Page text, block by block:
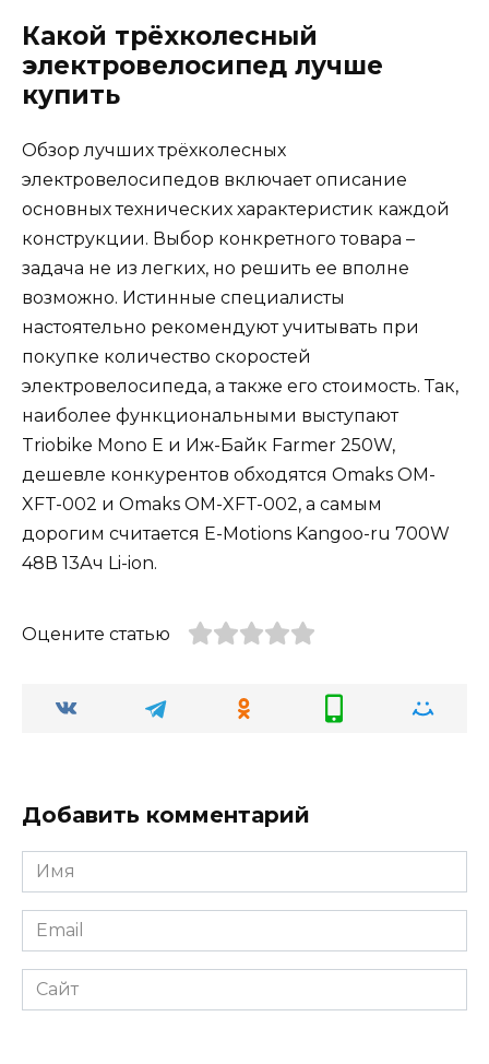
Какой трёхколесный
электровелосипед лучше
купить
Обзор лучших трёхколесных
электровелосипедов включает описание
основных технических характеристик каждой
конструкции. Выбор конкретного товара –
задача не из легких, но решить ее вполне
возможно. Истинные специалисты
настоятельно рекомендуют учитывать при
покупке количество скоростей
электровелосипеда, а также его стоимость. Так,
наиболее функциональными выступают
Triobike Mono E и Иж-Байк Farmer 250W,
дешевле конкурентов обходятся Omaks OM-
XFT-002 и Omaks OM-XFT-002, а самым
дорогим считается E-Motions Kangoo-ru 700W
48В 13Ач Li-ion.
Оцените статью
Добавить комментарий
Имя
*
Email
*
Сайт